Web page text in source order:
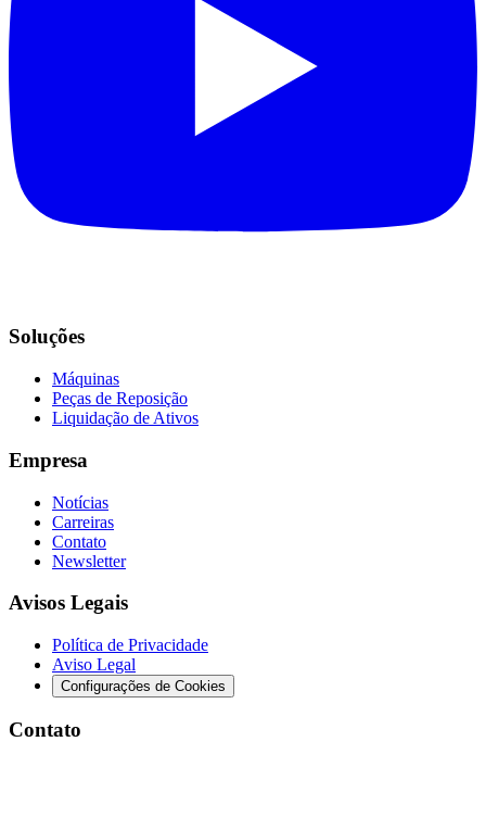
Soluções
Máquinas
Peças de Reposição
Liquidação de Ativos
Empresa
Notícias
Carreiras
Contato
Newsletter
Avisos Legais
Política de Privacidade
Aviso Legal
Configurações de Cookies
Contato